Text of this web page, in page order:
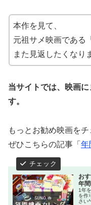
本作を見て、
元祖サメ映画である
また見返したくなり
当サイトでは、映画
す。
もっとお勧め映画を
ぜひこちらの記事「 年
お
年
1年
を作
さい